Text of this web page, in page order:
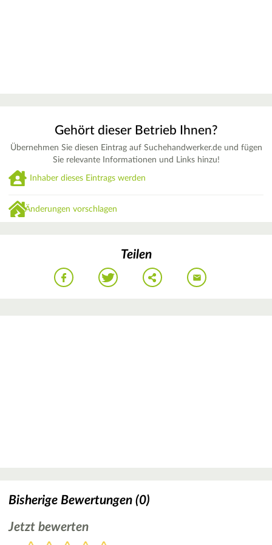
Gehört dieser Betrieb Ihnen?
Übernehmen Sie diesen Eintrag auf Suchehandwerker.de und fügen
Sie relevante Informationen und Links hinzu!
Inhaber dieses Eintrags werden
Änderungen vorschlagen
Teilen
Bisherige Bewertungen (0)
Jetzt bewerten